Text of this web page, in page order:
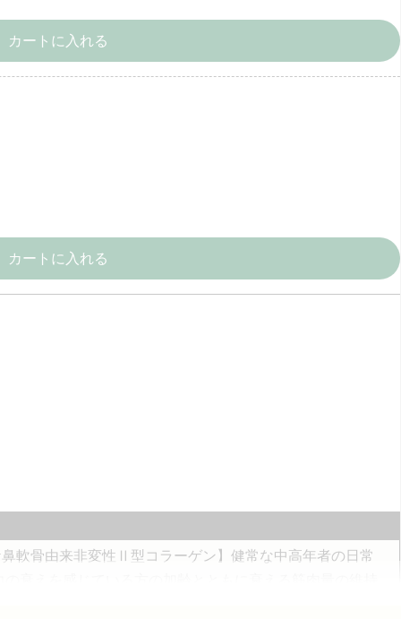
カートに入れる
カートに入れる
軟骨由来非変性Ⅱ型コラーゲン】健常な中高年者の日常